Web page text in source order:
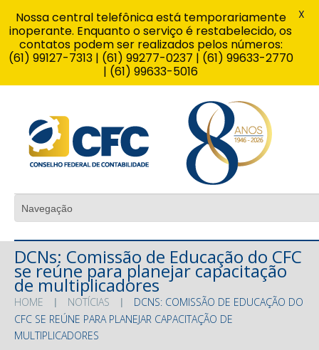
DCNs: Comissão de Educação do CFC
se reúne para planejar capacitação
de multiplicadores
HOME NOTÍCIAS
DCNS: COMISSÃO DE EDUCAÇÃO DO
CFC SE REÚNE PARA PLANEJAR CAPACITAÇÃO DE
MULTIPLICADORES
Nossa central telefônica está temporariamente
inoperante. Enquanto o serviço é restabelecido, os
contatos podem ser realizados pelos números:
(61) 99127-7313 | (61) 99277-0237 | (61) 99633-2770
| (61) 99633-5016
X